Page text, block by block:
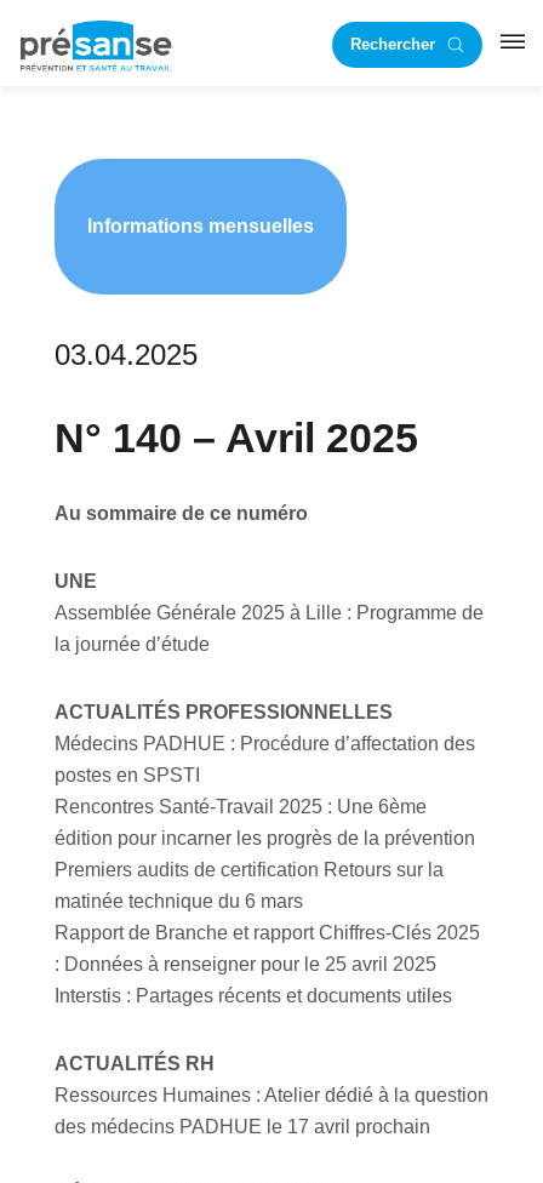
principale
RechercherRST
Informations mensuelles
03.04.2025
N° 140 – Avril 2025
Au sommaire de ce numéro
UNE
Assemblée Générale 2025 à Lille : Programme de
la journée d’étude
ACTUALITÉS PROFESSIONNELLES
Médecins PADHUE : Procédure d’affectation des
postes en SPSTI
Rencontres Santé-Travail 2025 : Une 6ème
édition pour incarner les progrès de la prévention
Premiers audits de certification Retours sur la
matinée technique du 6 mars
Rapport de Branche et rapport Chiffres-Clés 2025
: Données à renseigner pour le 25 avril 2025
Interstis : Partages récents et documents utiles
ACTUALITÉS RH
Ressources Humaines : Atelier dédié à la question
des médecins PADHUE le 17 avril prochain